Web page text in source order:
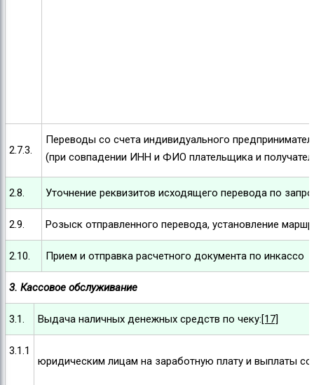
2.7.3.
Переводы со счета индивидуального
(при совпадении ИНН и ФИО плательщика и
2.8. Уточнение реквизитов исходящего перевода по
2.9. Розыск отправленного перевода, установление
2.10. Прием и отправка расчетного документа по инкассо
3. Кассовое обслуживание
3.1. Выдача наличных денежных средств по чеку:[17]
3.1.1
юридическим лицам на заработную плату и выплаты